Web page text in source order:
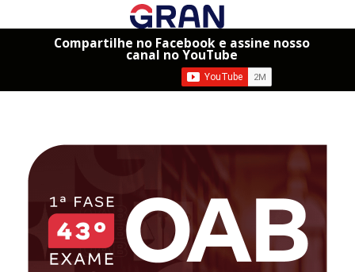
Compartilhe no Facebook e assine nosso
canal no YouTube